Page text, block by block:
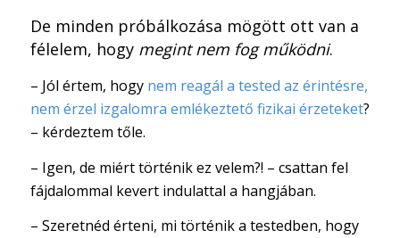
De minden próbálkozása mögött ott van a
félelem, hogy megint nem fog működni.
– Jól értem, hogy nem reagál a tested az érintésre,
nem érzel izgalomra emlékeztető fizikai érzeteket?
– kérdeztem tőle.
– Igen, de miért történik ez velem?! – csattan fel
fájdalommal kevert indulattal a hangjában.
– Szeretnéd érteni, mi történik a testedben, hogy